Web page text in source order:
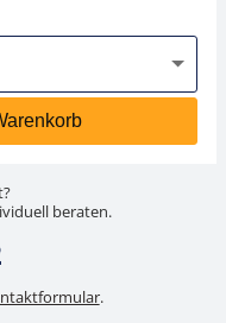
beraten.
.